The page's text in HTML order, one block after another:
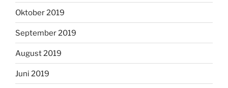
Oktober 2019
September 2019
August 2019
Juni 2019